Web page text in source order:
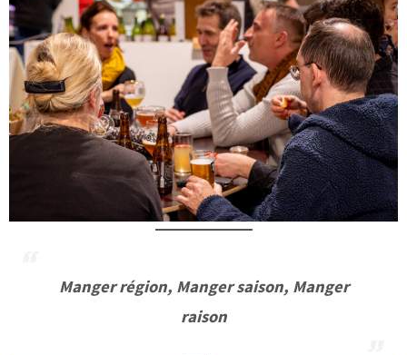
Manger région, Manger saison, Manger
raison